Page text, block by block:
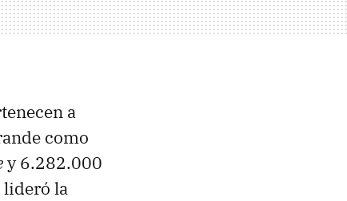
a
como
y 6.282.000
lideró la